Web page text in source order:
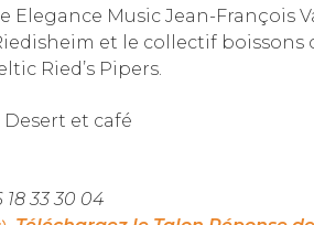
Elegance Music Jean-François
et le collectif boissons
Ried’s Pipers.
et café
33 30 04